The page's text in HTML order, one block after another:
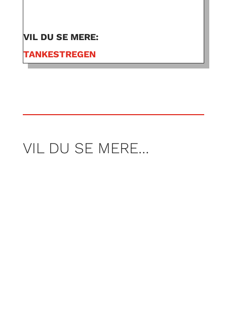
VIL DU SE MERE:
TANKESTREGEN
VIL DU SE MERE…